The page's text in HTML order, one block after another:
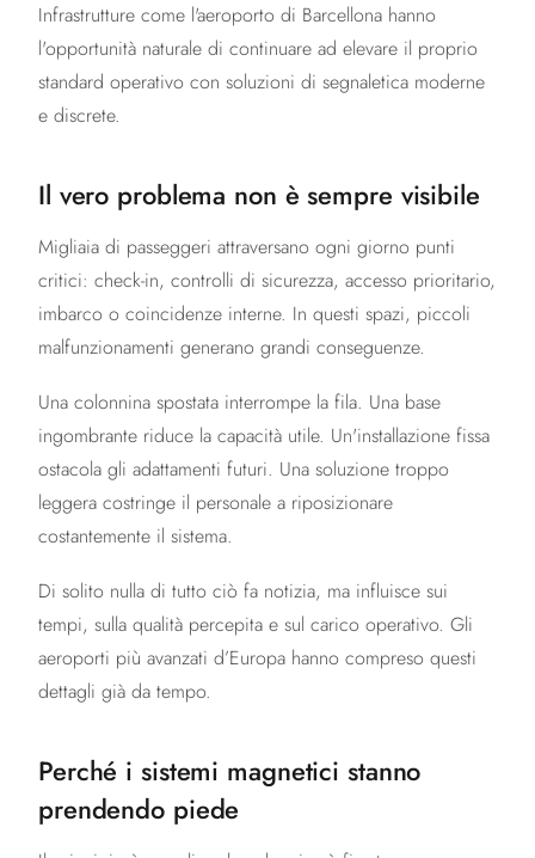
Infrastrutture come l'aeroporto di Barcellona hanno
l'opportunità naturale di continuare ad elevare il proprio
standard operativo con soluzioni di segnaletica moderne
e discrete.
Il vero problema non è sempre visibile
Migliaia di passeggeri attraversano ogni giorno punti
critici: check-in, controlli di sicurezza, accesso prioritario,
imbarco o coincidenze interne. In questi spazi, piccoli
malfunzionamenti generano grandi conseguenze.
Una colonnina spostata interrompe la fila. Una base
ingombrante riduce la capacità utile. Un'installazione fissa
ostacola gli adattamenti futuri. Una soluzione troppo
leggera costringe il personale a riposizionare
costantemente il sistema.
Di solito nulla di tutto ciò fa notizia, ma influisce sui
tempi, sulla qualità percepita e sul carico operativo. Gli
aeroporti più avanzati d’Europa hanno compreso questi
dettagli già da tempo.
Perché i sistemi magnetici stanno
prendendo piede